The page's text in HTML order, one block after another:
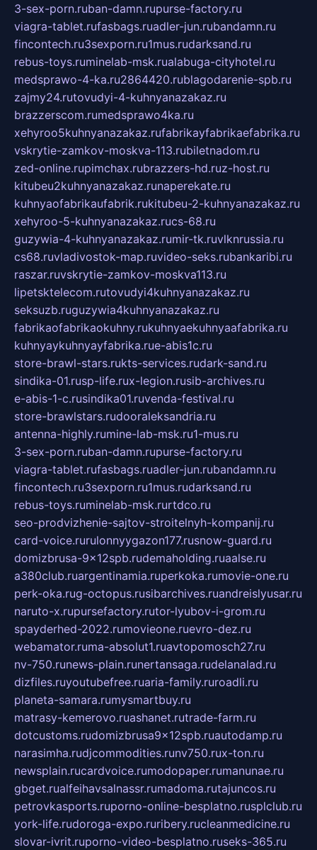
3-sex-porn.ruban-damn.rupurse-factory.ru
viagra-tablet.rufasbags.ruadler-jun.rubandamn.ru
fincontech.ru3sexporn.ru1mus.rudarksand.ru
rebus-toys.ruminelab-msk.rualabuga-cityhotel.ru
medsprawo-4-ka.ru2864420.rublagodarenie-spb.ru
zajmy24.rutovudyi-4-kuhnyanazakaz.ru
brazzerscom.rumedsprawo4ka.ru
xehyroo5kuhnyanazakaz.rufabrikayfabrikaefabrika.ru
vskrytie-zamkov-moskva-113.rubiletnadom.ru
zed-online.rupimchax.rubrazzers-hd.ruz-host.ru
kitubeu2kuhnyanazakaz.runaperekate.ru
kuhnyaofabrikaufabrik.rukitubeu-2-kuhnyanazakaz.ru
xehyroo-5-kuhnyanazakaz.rucs-68.ru
guzywia-4-kuhnyanazakaz.rumir-tk.ruvlknrussia.ru
cs68.ruvladivostok-map.ruvideo-seks.rubankaribi.ru
raszar.ruvskrytie-zamkov-moskva113.ru
lipetsktelecom.rutovudyi4kuhnyanazakaz.ru
seksuzb.ruguzywia4kuhnyanazakaz.ru
fabrikaofabrikaokuhny.rukuhnyaekuhnyaafabrika.ru
kuhnyaykuhnyayfabrika.rue-abis1c.ru
store-brawl-stars.rukts-services.rudark-sand.ru
sindika-01.rusp-life.rux-legion.rusib-archives.ru
e-abis-1-c.rusindika01.ruvenda-festival.ru
store-brawlstars.rudooraleksandria.ru
antenna-highly.rumine-lab-msk.ru1-mus.ru
3-sex-porn.ruban-damn.rupurse-factory.ru
viagra-tablet.rufasbags.ruadler-jun.rubandamn.ru
fincontech.ru3sexporn.ru1mus.rudarksand.ru
rebus-toys.ruminelab-msk.rurtdco.ru
seo-prodvizhenie-sajtov-stroitelnyh-kompanij.ru
card-voice.rurulonnyygazon177.rusnow-guard.ru
domizbrusa-9x12spb.rudemaholding.ruaalse.ru
a380club.ruargentinamia.ruperkoka.rumovie-one.ru
perk-oka.rug-octopus.rusibarchives.ruandreislyusar.ru
naruto-x.rupursefactory.rutor-lyubov-i-grom.ru
spayderhed-2022.rumovieone.ruevro-dez.ru
webamator.ruma-absolut1.ruavtopomosch27.ru
nv-750.runews-plain.runertansaga.rudelanalad.ru
dizfiles.ruyoutubefree.ruaria-family.ruroadli.ru
planeta-samara.rumysmartbuy.ru
matrasy-kemerovo.ruashanet.rutrade-farm.ru
dotcustoms.rudomizbrusa9x12spb.ruautodamp.ru
narasimha.rudjcommodities.runv750.rux-ton.ru
newsplain.rucardvoice.rumodopaper.rumanunae.ru
gbget.rualfeihavsalnassr.rumadoma.rutajuncos.ru
petrovkasports.ruporno-online-besplatno.rusplclub.ru
york-life.rudoroga-expo.ruribery.rucleanmedicine.ru
slovar-ivrit.ruporno-video-besplatno.ruseks-365.ru